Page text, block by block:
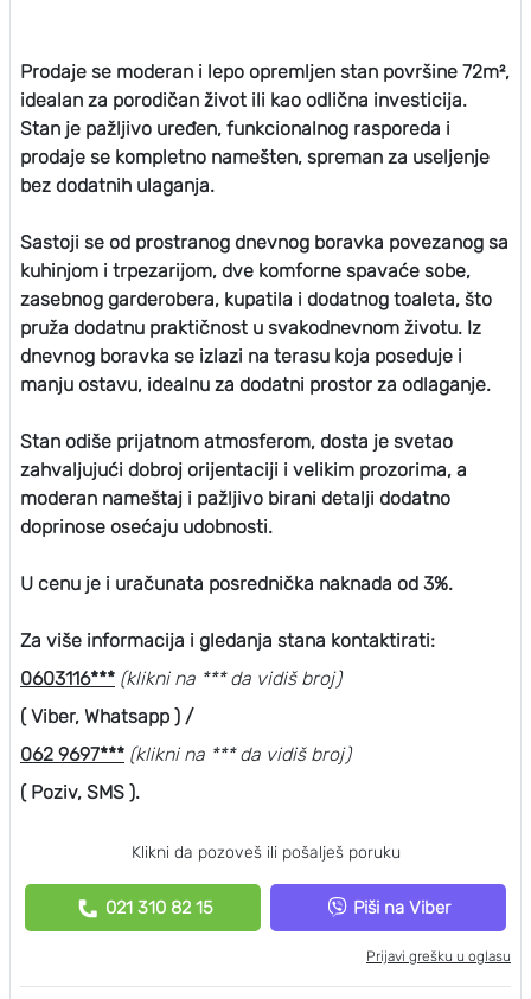
Prodaje se moderan i lepo opremljen stan površine 72m²,
idealan za porodičan život ili kao odlična investicija.
Stan je pažljivo uređen, funkcionalnog rasporeda i
prodaje se kompletno namešten, spreman za useljenje
bez dodatnih ulaganja.
Sastoji se od prostranog dnevnog boravka povezanog sa
kuhinjom i trpezarijom, dve komforne spavaće sobe,
zasebnog garderobera, kupatila i dodatnog toaleta, što
pruža dodatnu praktičnost u svakodnevnom životu. Iz
dnevnog boravka se izlazi na terasu koja poseduje i
manju ostavu, idealnu za dodatni prostor za odlaganje.
Stan odiše prijatnom atmosferom, dosta je svetao
zahvaljujući dobroj orijentaciji i velikim prozorima, a
moderan nameštaj i pažljivo birani detalji dodatno
doprinose osećaju udobnosti.
U cenu je i uračunata posrednička naknada od 3%.
Za više informacija i gledanja stana kontaktirati:
0603116*** (klikni na *** da vidiš broj)
( Viber, Whatsapp ) /
062 9697*** (klikni na *** da vidiš broj)
( Poziv, SMS ).
Klikni da pozoveš ili pošalješ poruku
021 310 82 15 Piši na Viber
Prijavi grešku u oglasu